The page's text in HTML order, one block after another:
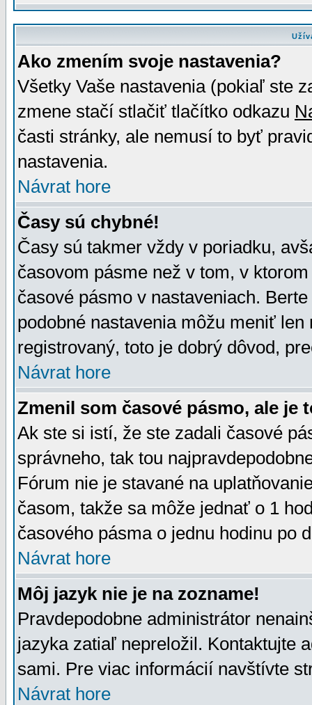
Ako zmením svoje nastavenia?
Všetky Vaše nastavenia (pokiaľ ste
zmene stačí stlačiť tlačítko odkazu
časti stránky, ale nemusí to byť
nastavenia.
Návrat hore
Časy sú chybné!
Časy sú takmer vždy v poriadku,
časovom pásme než v tom, v
časové pásmo v nastaveniach.
podobné nastavenia môžu meniť
registrovaný, toto je dobrý dôvod,
Návrat hore
Zmenil som časové pásmo, ale je
Ak ste si istí, že ste zadali časové
správneho, tak tou
Fórum nie je stavané na
časom, takže sa môže jednať o 1
časového pásma o jednu hodinu po
Návrat hore
Môj jazyk nie je na zozname!
Pravdepodobne administrátor
jazyka zatiaľ nepreložil. Kontaktujte
sami. Pre viac informácií navštívte
Návrat hore